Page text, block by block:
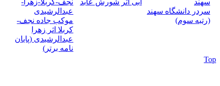
سردر دانشگاه سهند
(رتبه سوم)
موکب جاده نجف-
کربلا اثر زهرا
عبدالرشیدی (پایان
نامه برتر)